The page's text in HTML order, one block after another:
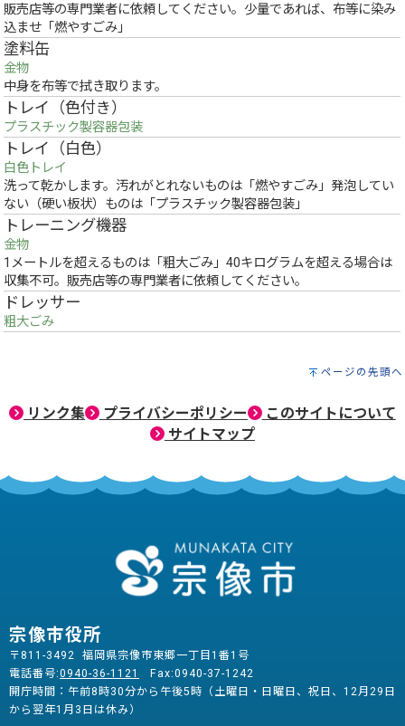
販売店等の専門業者に依頼してください。少量であれば、布等に染み
込ませ「燃やすごみ」
塗料缶
金物
中身を布等で拭き取ります。
トレイ（色付き）
プラスチック製容器包装
トレイ（白色）
白色トレイ
洗って乾かします。汚れがとれないものは「燃やすごみ」発泡してい
ない（硬い板状）ものは「プラスチック製容器包装」
トレーニング機器
金物
1メートルを超えるものは「粗大ごみ」40キログラムを超える場合は
収集不可。販売店等の専門業者に依頼してください。
ドレッサー
粗大ごみ
ページの先頭へ
リンク集 プライバシーポリシー
このサイトについて
サイトマップ
宗像市役所
〒811-3492 福岡県宗像市東郷一丁目1番1号
電話番号:0940-36-1121
Fax:0940-37-1242
開庁時間：午前8時30分から午後5時（土曜日・日曜日、祝日、12月29日
から翌年1月3日は休み）